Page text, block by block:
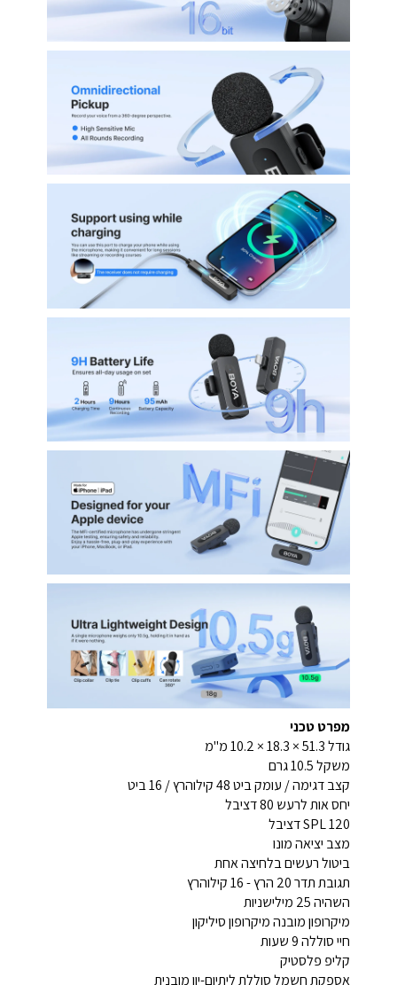
מפרט טכני
גודל 51.3 × 18.3 × 10.2 מ"מ
משקל 10.5 גרם
קצב דגימה / עומק ביט 48 קילוהרץ / 16 ביט
יחס אות לרעש 80 דציבל
SPL 120 דציבל
מצב יציאה מונו
ביטול רעשים בלחיצה אחת
תגובת תדר 20 הרץ - 16 קילוהרץ
השהיה 25 מילישניות
מיקרופון מובנה מיקרופון סיליקון
חיי סוללה 9 שעות
קליפ פלסטיק
אספקת חשמל סוללת ליתיום-יון מובנית